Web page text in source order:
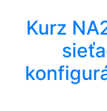
Kurz